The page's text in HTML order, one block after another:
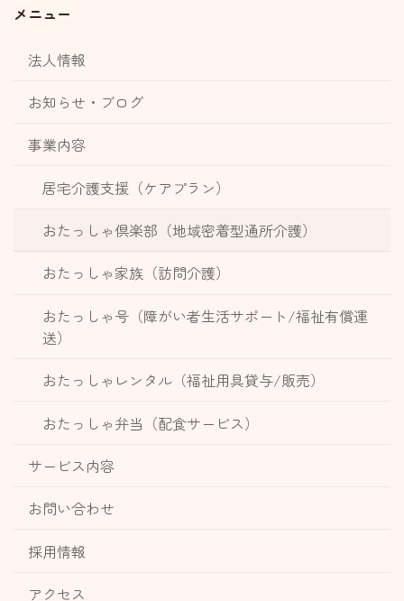
メニュー
法人情報
お知らせ・ブログ
事業内容
居宅介護支援（ケアプラン）
おたっしゃ倶楽部（地域密着型通所介護）
おたっしゃ家族（訪問介護）
おたっしゃ号（障がい者生活サポート/福祉有償運
送）
おたっしゃレンタル（福祉用具貸与/販売）
おたっしゃ弁当（配食サービス）
サービス内容
お問い合わせ
採用情報
アクセス